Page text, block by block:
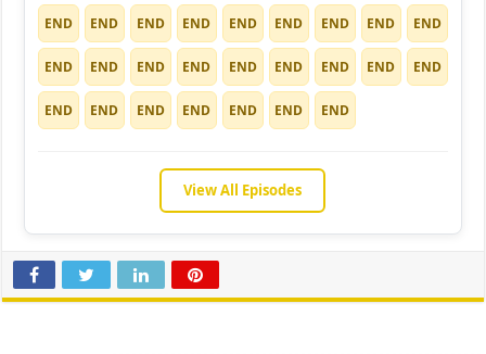
END END END END END END END END END
END END END END END END END END END
END END END END END END END
View All Episodes